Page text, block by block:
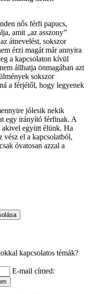
nős férfi papucs,
amit „az asszony”
átnevelést, sokszor
érzi magát már annyira
a kapcsolaton kívül
állhatja önmagában azt
sokszor
a férjétől, hogy legyenek
jólesik nekik
egy irányító férfinak. A
akivel együtt élünk. Ha
vész el a kapcsolatból,
óvatosan azzal a
kapcsolatos témák?
E-mail címed: